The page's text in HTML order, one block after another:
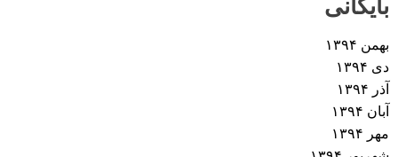
بایگانی
بهمن ۱۳۹۴
دی ۱۳۹۴
آذر ۱۳۹۴
آبان ۱۳۹۴
مهر ۱۳۹۴